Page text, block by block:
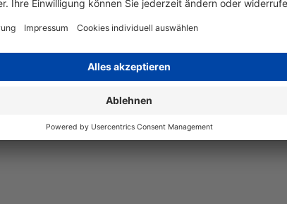
Angaben zum Hersteller
Epson Europe B.V.,
chemicals@epson-europe.com